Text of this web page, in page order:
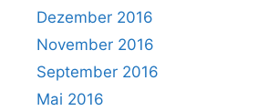
Dezember 2016
November 2016
September 2016
Mai 2016